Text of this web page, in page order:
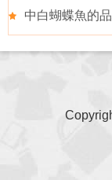
中白蝴蝶魚的